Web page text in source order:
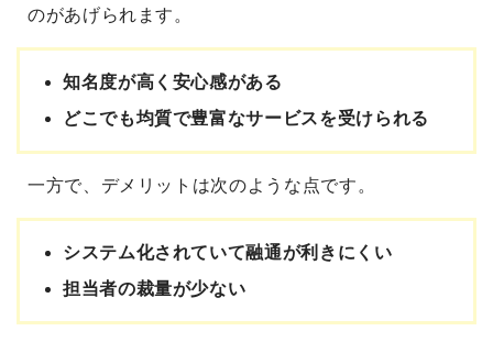
のがあげられます。
知名度が高く安心感がある
どこでも均質で豊富なサービスを受けられる
一方で、デメリットは次のような点です。
システム化されていて融通が利きにくい
担当者の裁量が少ない